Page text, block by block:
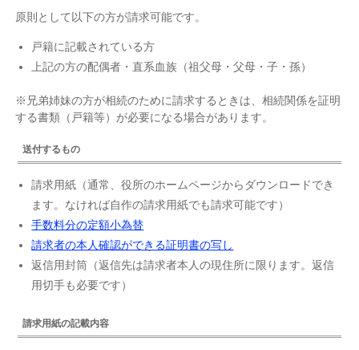
原則として以下の方が請求可能です。
戸籍に記載されている方
上記の方の配偶者・直系血族（祖父母・父母・子・孫）
※兄弟姉妹の方が相続のために請求するときは、相続関係を証明
する書類（戸籍等）が必要になる場合があります。
送付するもの
請求用紙（通常、役所のホームページからダウンロードでき
ます。なければ自作の請求用紙でも請求可能です）
手数料分の定額小為替
請求者の本人確認ができる証明書の写し
返信用封筒（返信先は請求者本人の現住所に限ります。返信
用切手も必要です）
請求用紙の記載内容